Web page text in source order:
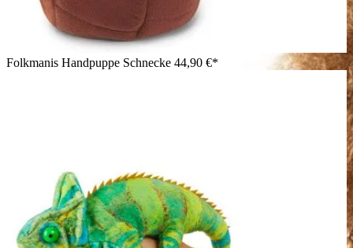
Folkmanis Handpuppe Schnecke 44,90 €*